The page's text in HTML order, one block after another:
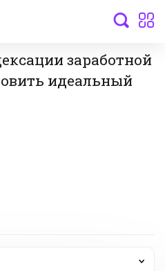
заработной
идеальный